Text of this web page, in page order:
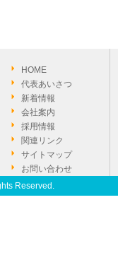
HOME
代表あいさつ
新着情報
会社案内
採用情報
関連リンク
サイトマップ
お問い合わせ
Reserved.